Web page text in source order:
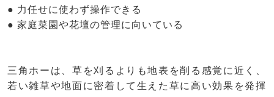
● 力任せに使わず操作できる
● 家庭菜園や花壇の管理に向いている
三角ホーは、草を刈るよりも地表を削る感覚に近く、
若い雑草や地面に密着して生えた草に高い効果を発揮